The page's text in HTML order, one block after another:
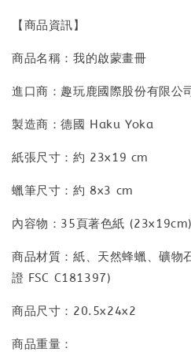
【商品資訊】
商品名稱：我的啟蒙畫冊
進口商：趣玩鹿國際股份有限公
製造商：德國 Haku Yoka
紙張尺寸：約 23x19 cm
蠟筆尺寸：約 8x3 cm
內容物：35頁著色紙
商品材質：紙、天然蜂蠟、礦物
證 FSC C181397)
商品尺寸：20.5x24x2
商品重量：